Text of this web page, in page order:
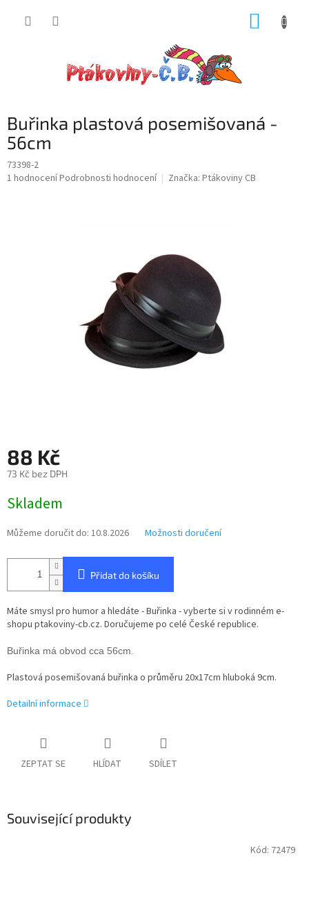
Buřinka plastová posemišovaná -
56cm
73398-2
Průměrné
1 hodnoceníPodrobnosti hodnocení Značka: Ptákoviny CB
88 Kč
73 Kč bez DPH
cena:
Skladem
Můžeme doručit do: 10.8.2026 Možnosti doručení
Přidat do košíku
Máte smysl pro humor a hledáte - Buřinka - vyberte si v rodinném e-
shopu ptakoviny-cb.cz. Doručujeme po celé České republice.
Buřinka má obvod cca 56cm.
Plastová posemišovaná buřinka o průměru 20x17cm hluboká 9cm.
Detailní informace
ZEPTAT SE HLÍDAT SDÍLET
Související produkty
Kód: 72479